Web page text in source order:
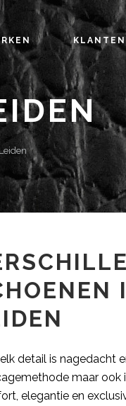
detail is nagedacht
maar ook
elegantie en